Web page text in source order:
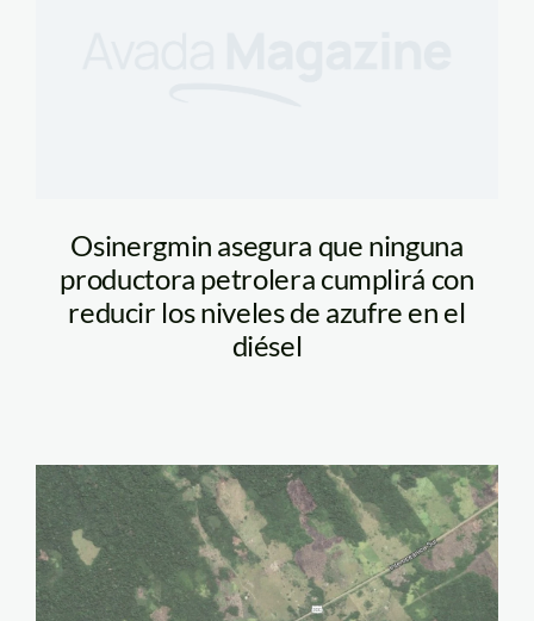
Osinergmin asegura que ninguna
productora petrolera cumplirá con
reducir los niveles de azufre en el
diésel
deforestación
carretera